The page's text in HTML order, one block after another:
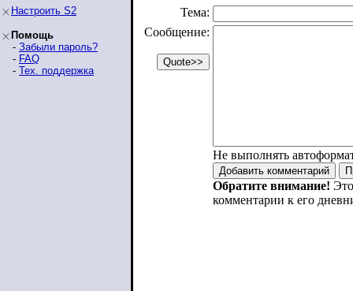
Настроить S2
Помощь
- Забыли пароль?
- FAQ
- Тех. поддержка
Тема:
Сообщение:
Не выполнять
Обратите внимание!
комментарии к его